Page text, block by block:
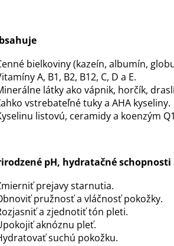
bielkoviny (kazeín, albumín,
A, B1, B2, B12, C, D a E.
látky ako vápnik, horčík,
vstrebateľné tuky a AHA kyseliny.
listovú, ceramidy a koenzým
pH, hydratačné
prejavy starnutia.
pružnosť a vláčnosť pokožky.
a zjednotiť tón pleti.
aknóznu pleť.
suchú pokožku.